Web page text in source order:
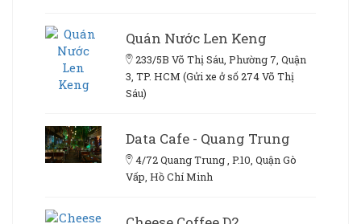
Quán Nước Len Keng
233/5B Võ Thị Sáu, Phường 7, Quận
3, TP. HCM (Gửi xe ở số 274 Võ Thị
Sáu)
Data Cafe - Quang Trung
4/72 Quang Trung , P.10, Quận Gò
Vấp, Hồ Chí Minh